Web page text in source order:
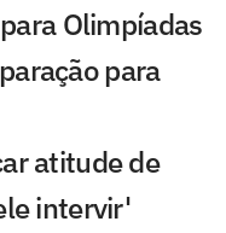
Olimpíadas
para
atitude de
intervir'